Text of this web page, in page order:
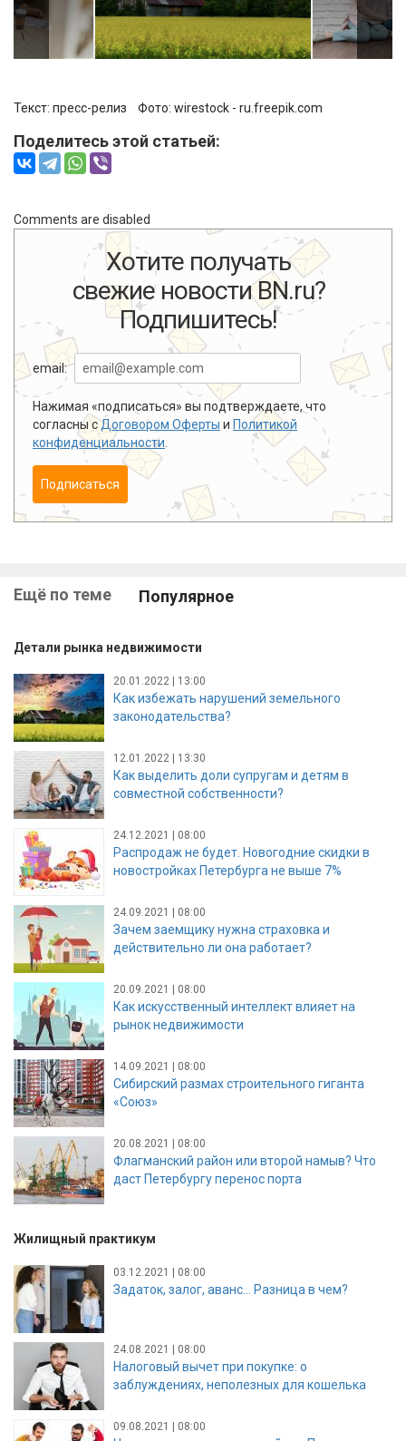
Текст: пресс-релиз Фото: wirestock - ru.freepik.com
Поделитесь этой статьей:
Comments are disabled
Хотите получать
свежие новости BN.ru?
Подпишитесь!
email:
Нажимая «подписаться» вы подтверждаете, что
согласны сДоговором Оферты и Политикой
конфиденциальности
Подписаться
Ещё по теме Популярное
Детали рынка недвижимости
20.01.2022 | 13:00
Как избежать нарушений земельного
законодательства?
12.01.2022 | 13:30
Как выделить доли супругам и детям в
совместной собственности?
24.12.2021 | 08:00
Распродаж не будет. Новогодние скидки в
новостройках Петербурга не выше 7%
24.09.2021 | 08:00
Зачем заемщику нужна страховка и
действительно ли она работает?
20.09.2021 | 08:00
Как искусственный интеллект влияет на
рынок недвижимости
14.09.2021 | 08:00
Сибирский размах строительного гиганта
«Союз»
20.08.2021 | 08:00
Флагманский район или второй намыв? Что
даст Петербургу перенос порта
Жилищный практикум
03.12.2021 | 08:00
Задаток, залог, аванс… Разница в чем?
24.08.2021 | 08:00
Налоговый вычет при покупке: о
заблуждениях, неполезных для кошелька
09.08.2021 | 08:00